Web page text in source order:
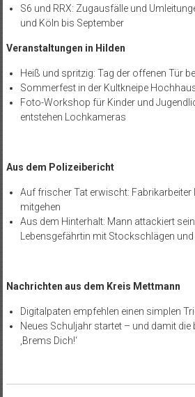
S6 und RRX: Zugausfälle und
und Köln bis September
Veranstaltungen in Hilden
Heiß und spritzig: Tag der offenen Tür
Sommerfest in der Kultkneipe
Foto-Workshop für Kinder und
entstehen Lochkameras
Aus dem Polizeibericht
Auf frischer Tat erwischt:
mitgehen
Aus dem Hinterhalt: Mann attackiert
Lebensgefährtin mit Stockschlägen
Nachrichten aus dem Kreis Mettmann
Digitalpaten empfehlen einen simplen
Neues Schuljahr startet – und damit die
‚Brems Dich!‘